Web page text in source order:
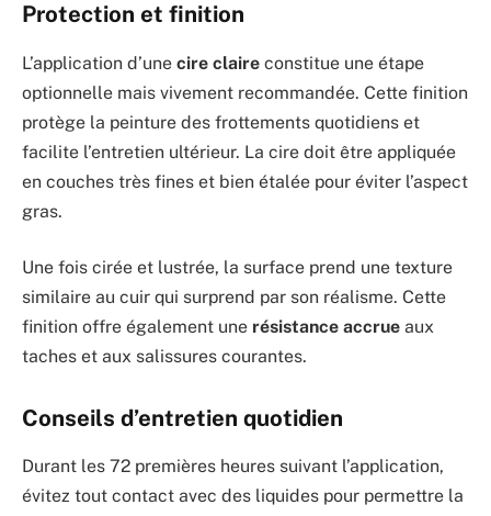
Protection et finition
L’application d’une cire claire constitue une étape
optionnelle mais vivement recommandée. Cette finition
protège la peinture des frottements quotidiens et
facilite l’entretien ultérieur. La cire doit être appliquée
en couches très fines et bien étalée pour éviter l’aspect
gras.
Une fois cirée et lustrée, la surface prend une texture
similaire au cuir qui surprend par son réalisme. Cette
finition offre également une résistance accrue aux
taches et aux salissures courantes.
Conseils d’entretien quotidien
Durant les 72 premières heures suivant l’application,
évitez tout contact avec des liquides pour permettre la